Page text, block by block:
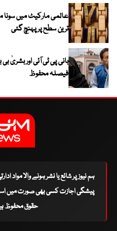
ترین سطح پر پہنچ گئی
بانی پی ٹی آئی اور بشریٰ
فیصلہ محفوظ
ہم نیوز پر شائع یا نشر ہونے والا مواد
پیشگی اجازت کسی بھی صورت میں
حقوق محفوظ ہیں